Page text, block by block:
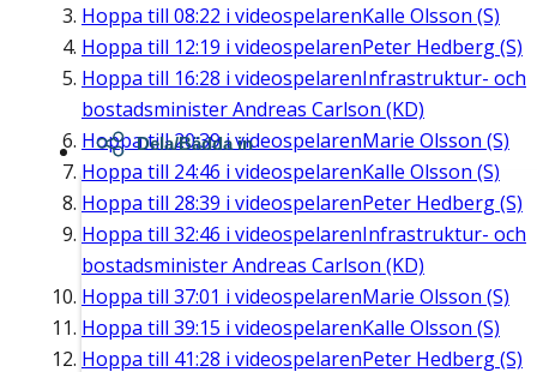
Hoppa till 08:22 i videospelarenKalle Olsson (S)
Hoppa till 12:19 i videospelarenPeter Hedberg (S)
Hoppa till 16:28 i videospelarenInfrastruktur- och
bostadsminister Andreas Carlson (KD)
Hoppa till20:39i videospelarenMarie Olsson (S)
Hoppa till 24:46 i videospelarenKalle Olsson (S)
Hoppa till 28:39 i videospelarenPeter Hedberg (S)
Hoppa till 32:46 i videospelarenInfrastruktur- och
bostadsminister Andreas Carlson (KD)
Hoppa till 37:01 i videospelarenMarie Olsson (S)
Hoppa till 39:15 i videospelarenKalle Olsson (S)
Hoppa till 41:28 i videospelarenPeter Hedberg (S)
Dela/Bädda in